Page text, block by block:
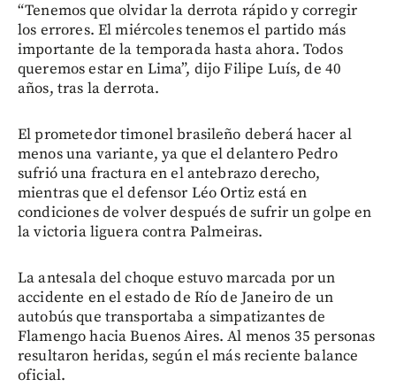
“Tenemos que olvidar la derrota rápido y corregir
los errores. El miércoles tenemos el partido más
importante de la temporada hasta ahora. Todos
queremos estar en Lima”, dijo Filipe Luís, de 40
años, tras la derrota.
El prometedor timonel brasileño deberá hacer al
menos una variante, ya que el delantero Pedro
sufrió una fractura en el antebrazo derecho,
mientras que el defensor Léo Ortiz está en
condiciones de volver después de sufrir un golpe en
la victoria liguera contra Palmeiras.
La antesala del choque estuvo marcada por un
accidente en el estado de Río de Janeiro de un
autobús que transportaba a simpatizantes de
Flamengo hacia Buenos Aires. Al menos 35 personas
resultaron heridas, según el más reciente balance
oficial.